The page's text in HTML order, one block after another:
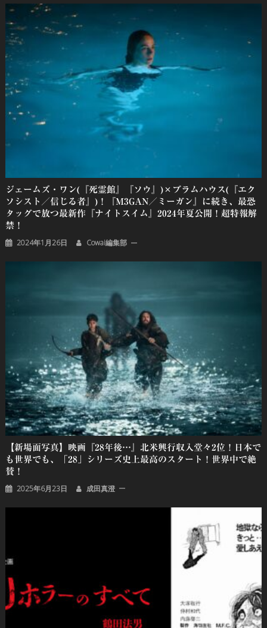
シ
ョ
ン
ジェームズ・ワン(『死霊館』『ソウ』)×ブラムハウス(『エク
ソシスト／信じる者』)！『M3GAN／ミーガン』に続き、最恐
タッグで放つ最新作『ナイトスイム』2024年夏公開！超特報解
禁！
2024年1月26日 Cowai編集部
【新場面写真】映画『28年後…』北米興行収入堂々2位！日本で
も世界でも、「28」シリーズ史上最高のスタート！世界中で絶
賛！
2025年6月23日 成田真澄